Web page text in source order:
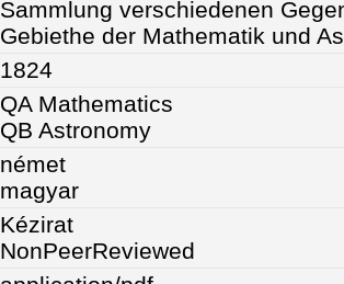
Sammlung verschiedenen
Gebiethe der Mathematik und
1824
QA Mathematics
QB Astronomy
német
magyar
Kézirat
NonPeerReviewed